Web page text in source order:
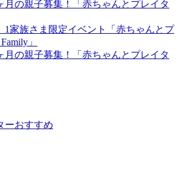
月の親子募集！「赤ちゃんとプレイタ
1家族さま限定イベント「赤ちゃんとプ
」
月の親子募集！「赤ちゃんとプレイタ
ーおすすめ